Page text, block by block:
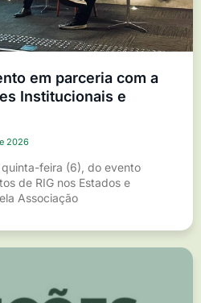
em parceria com a
Institucionais e
2026
feira (6), do evento
de RIG nos Estados e
Associação